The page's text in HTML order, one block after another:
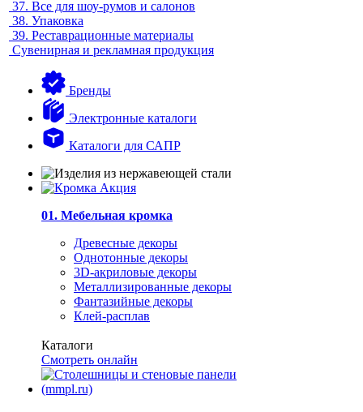
37. Все для шоу-румов и салонов
38. Упаковка
39. Реставрационные материалы
Сувенирная и рекламная продукция
Бренды
Электронные каталоги
Каталоги для САПР
01. Мебельная кромка
Древесные декоры
Однотонные декоры
3D-акриловые декоры
Металлизированные декоры
Фантазийные декоры
Клей-расплав
Каталоги
Смотреть онлайн